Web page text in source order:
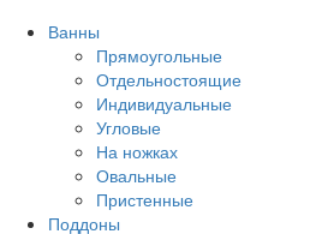
Ванны
Прямоугольные
Отдельностоящие
Индивидуальные
Угловые
На ножках
Овальные
Пристенные
Поддоны